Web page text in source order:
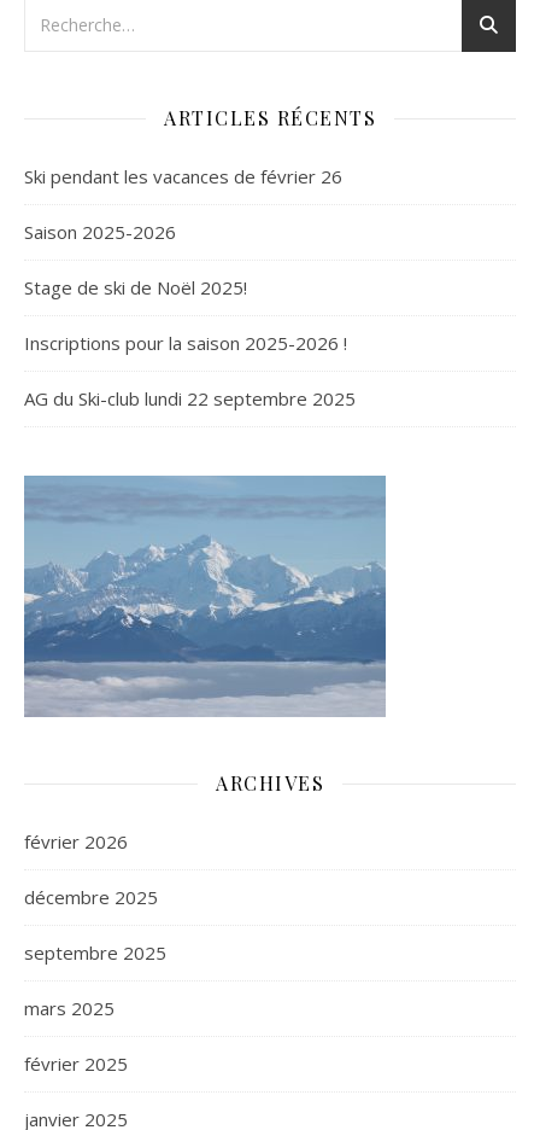
ARTICLES RÉCENTS
Ski pendant les vacances de février 26
Saison 2025-2026
Stage de ski de Noël 2025!
Inscriptions pour la saison 2025-2026 !
AG du Ski-club lundi 22 septembre 2025
ARCHIVES
février 2026
décembre 2025
septembre 2025
mars 2025
février 2025
janvier 2025